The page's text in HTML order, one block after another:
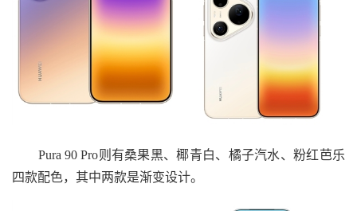
Pura 90 Pro则有桑果黑、椰青白、橘子汽水、粉红芭乐
四款配色，其中两款是渐变设计。